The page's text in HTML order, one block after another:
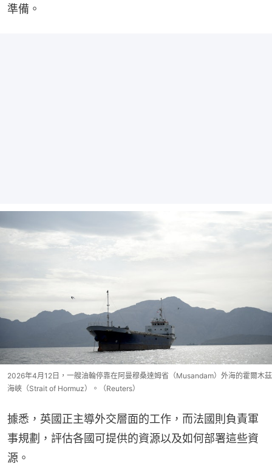
準備。
2026年4月12日，一艘油輪停靠在阿曼穆桑達姆省（Musandam）外海的霍爾木茲
海峽（Strait of Hormuz）。（Reuters）
據悉，英國正主導外交層面的工作，而法國則負責軍
事規劃，評估各國可提供的資源以及如何部署這些資
源。